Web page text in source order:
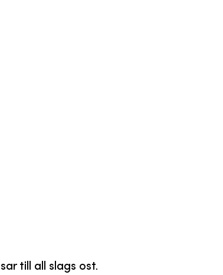
till all slags ost.